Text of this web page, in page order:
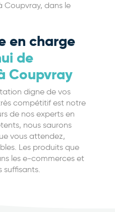
Coupvray, dans le
en charge
de
Coupvray
digne de vos
compétitif est notre
de nos experts en
nous saurons
vous attendez,
Les produits que
les e-commerces et
suffisants.